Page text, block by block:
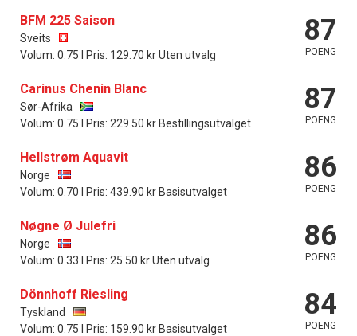
BFM 225 Saison
Sveits
Volum: 0.75 l Pris: 129.70 kr Uten utvalg
87
POENG
Carinus Chenin Blanc
Sør-Afrika
Volum: 0.75 l Pris: 229.50 kr Bestillingsutvalget
87
POENG
Hellstrøm Aquavit
Norge
Volum: 0.70 l Pris: 439.90 kr Basisutvalget
86
POENG
Nøgne Ø Julefri
Norge
Volum: 0.33 l Pris: 25.50 kr Uten utvalg
86
POENG
Dönnhoff Riesling
Tyskland
Volum: 0.75 l Pris: 159.90 kr Basisutvalget
84
POENG